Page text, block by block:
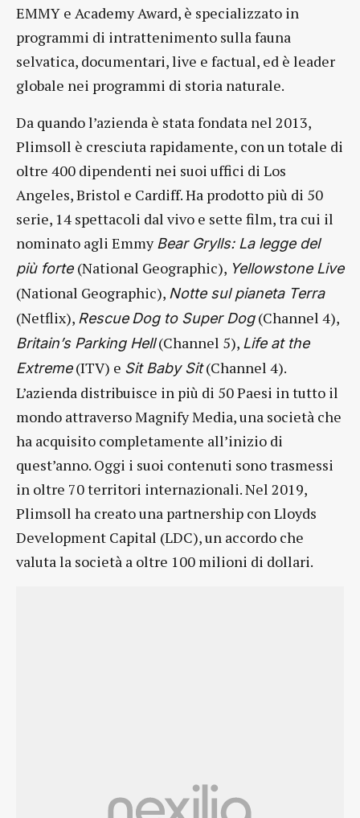
EMMY e Academy Award, è specializzato in
programmi di intrattenimento sulla fauna
selvatica, documentari, live e factual, ed è leader
globale nei programmi di storia naturale.
Da quando l’azienda è stata fondata nel 2013,
Plimsoll è cresciuta rapidamente, con un totale di
oltre 400 dipendenti nei suoi uffici di Los
Angeles, Bristol e Cardiff. Ha prodotto più di 50
serie, 14 spettacoli dal vivo e sette film, tra cui il
nominato agli EmmyBear Grylls: La legge del
più forte (National Geographic), Yellowstone Live
(National Geographic), Notte sul pianeta Terra
(Netflix), Rescue Dog to Super Dog(Channel 4),
Britain’s Parking Hell(Channel 5), Life at the
Extreme(ITV) e Sit Baby Sit(Channel 4).
L’azienda distribuisce in più di 50 Paesi in tutto il
mondo attraverso Magnify Media, una società che
ha acquisito completamente all’inizio di
quest’anno. Oggi i suoi contenuti sono trasmessi
in oltre 70 territori internazionali. Nel 2019,
Plimsoll ha creato una partnership con Lloyds
Development Capital (LDC), un accordo che
valuta la società a oltre 100 milioni di dollari.